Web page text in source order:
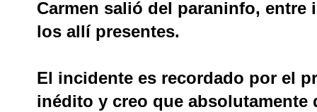
Carmen salió del paraninfo, entre
los allí presentes.
El incidente es recordado por el
inédito y creo que absolutamente